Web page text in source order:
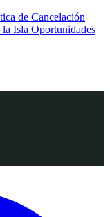
de Cancelación
la Isla Oportunidades